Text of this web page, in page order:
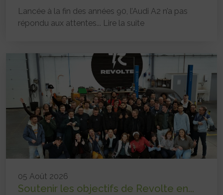
Lancée à la fin des années 90, l’Audi A2 n’a pas
répondu aux attentes... Lire la suite
05 Août 2026
Soutenir les objectifs de Revolte en...